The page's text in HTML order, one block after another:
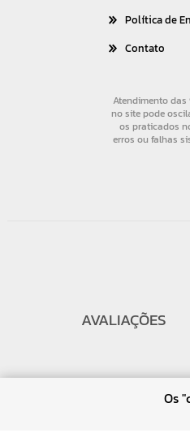
Política de
Contato
AVALIAÇÕES
Os